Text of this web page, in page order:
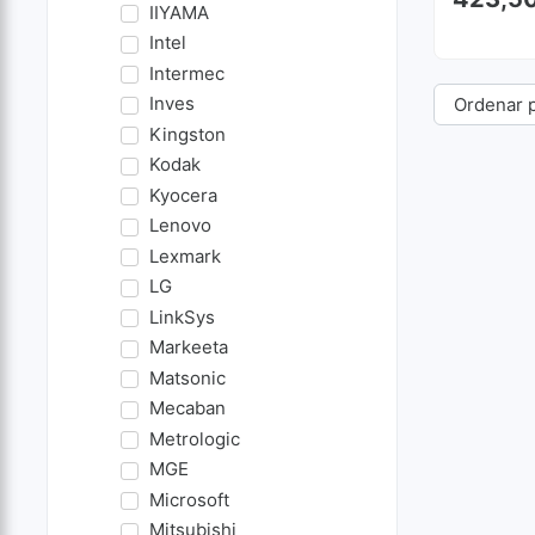
IIYAMA
Intel
Intermec
Inves
Kingston
Kodak
Kyocera
Lenovo
Lexmark
LG
LinkSys
Markeeta
Matsonic
Mecaban
Metrologic
MGE
Microsoft
Mitsubishi